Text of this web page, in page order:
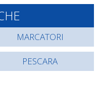
MARCATORI
PESCARA